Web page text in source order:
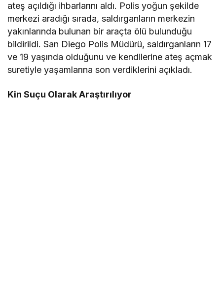
ateş açıldığı ihbarlarını aldı. Polis yoğun şekilde
merkezi aradığı sırada, saldırganların merkezin
yakınlarında bulunan bir araçta ölü bulunduğu
bildirildi. San Diego Polis Müdürü, saldırganların 17
ve 19 yaşında olduğunu ve kendilerine ateş açmak
suretiyle yaşamlarına son verdiklerini açıkladı.
Kin Suçu Olarak Araştırılıyor